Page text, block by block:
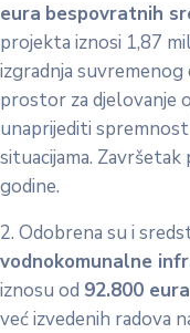
eura bespovratnih
projekta iznosi 1,87
izgradnja
prostor za djelovanje
unaprijediti
situacijama.
godine.
2. Odobrena su i
vodnokomunalne
iznosu od 92.800 eura
već izvedenih radova